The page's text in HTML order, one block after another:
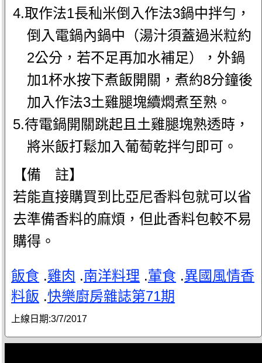
4.取作法1長秈米倒入作法3鍋中拌勻，
倒入電鍋內鍋中（湯汁須蓋過米粒約
2公分，若不足再加水補足），外鍋
加1杯水按下煮飯開關，煮約8分鐘後
加入作法3土雞腿塊續燜煮至熟。
5.待電鍋開關跳起且土雞腿塊熟透時，
將米飯打鬆加入葡萄乾拌勻即可。
【備 註】
若能直接購買到比亞尼香料包就可以省
去準備香料的麻煩，但此香料包較不易
購得。
飯食 .雞肉 .南洋料理 .葷食 .異國風情香
料飯 .快樂廚房雜誌第71期
上線日期:3/7/2017